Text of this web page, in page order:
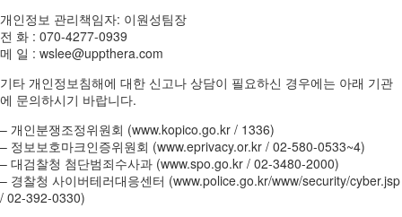
개인정보 관리책임자: 이원성팀장
전 화 : 070-4277-0939
메 일 : wslee@uppthera.com
기타 개인정보침해에 대한 신고나 상담이 필요하신 경우에는 아래 기관
에 문의하시기 바랍니다.
– 개인분쟁조정위원회 (www.kopico.go.kr / 1336)
– 정보보호마크인증위원회 (www.eprivacy.or.kr / 02-580-0533~4)
– 대검찰청 첨단범죄수사과 (www.spo.go.kr / 02-3480-2000)
– 경찰청 사이버테러대응센터 (www.police.go.kr/www/security/cyber.jsp
/ 02-392-0330)